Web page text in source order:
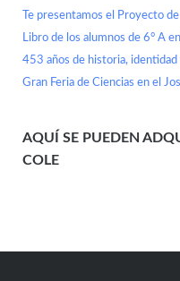
Te presentamos el Proyecto
Libro de los alumnos de 6° A
453 años de historia,
Gran Feria de Ciencias en el
AQUÍ SE PUEDEN
COLE